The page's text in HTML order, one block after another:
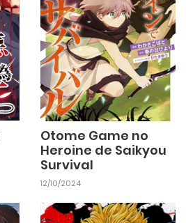
Otome Game no
Heroine de Saikyou
Survival
12/10/2024